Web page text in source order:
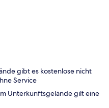
gibt es kostenlose nicht
Service
Unterkunftsgelände gilt eine